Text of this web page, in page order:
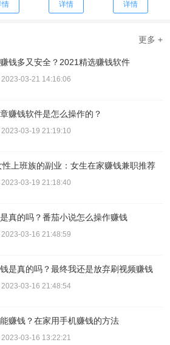
情 详情 详情
更多 +
钱多又安全？2021精选赚钱软件
2023-03-21 14:16:06
赚钱软件是怎么操作的？
2023-03-19 21:19:10
上班族的副业：女生在家赚钱兼职推荐
2023-03-19 21:18:40
真的吗？番茄小说怎么操作赚钱
2023-03-16 21:48:59
是真的吗？最终我还是放弃刷视频赚钱
2023-03-16 21:48:54
赚钱？在家用手机赚钱的方法
2023-03-16 13:22:21